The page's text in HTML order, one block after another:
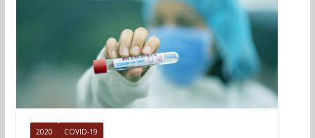
2020 COVID-19